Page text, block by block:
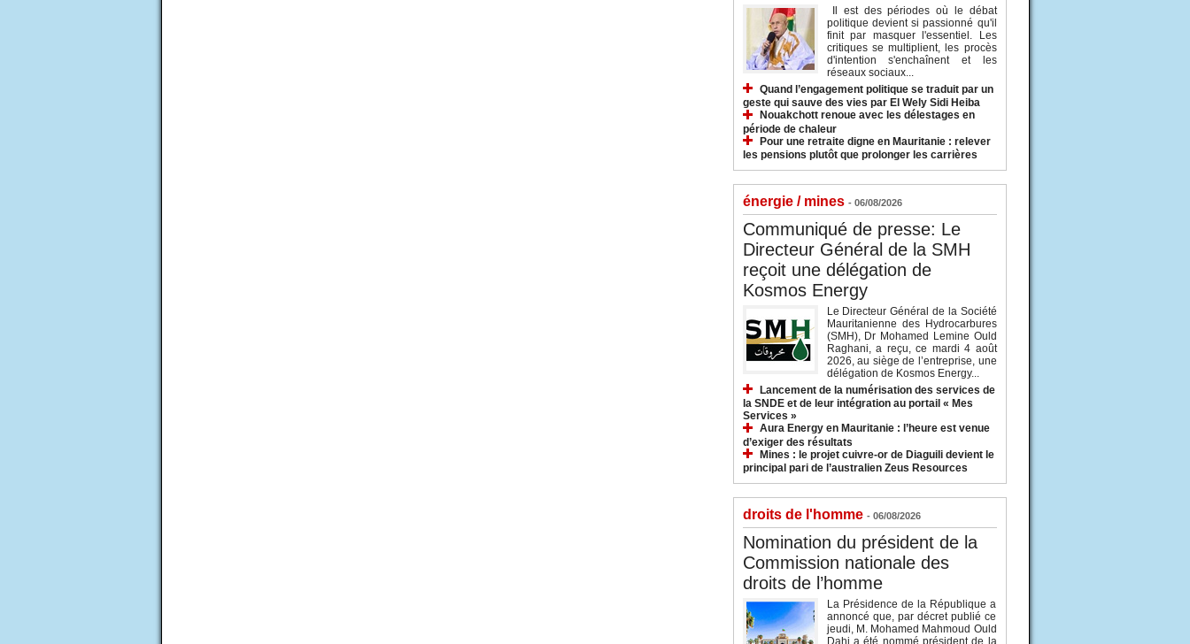
Il est des périodes où le débat
politique devient si passionné qu'il
finit par masquer l'essentiel. Les
critiques se multiplient, les procès
d'intention s'enchaînent et les
réseaux sociaux...
Quand l’engagement politique se traduit par un
geste qui sauve des vies par El Wely Sidi Heiba
Nouakchott renoue avec les délestages en
période de chaleur
Pour une retraite digne en Mauritanie : relever
les pensions plutôt que prolonger les carrières
énergie / mines - 06/08/2026
Communiqué de presse: Le
Directeur Général de la SMH
reçoit une délégation de
Kosmos Energy
Le Directeur Général de la Société
Mauritanienne des Hydrocarbures
(SMH), Dr Mohamed Lemine Ould
Raghani, a reçu, ce mardi 4 août
2026, au siège de l’entreprise, une
délégation de Kosmos Energy...
Lancement de la numérisation des services de
la SNDE et de leur intégration au portail « Mes
Services »
Aura Energy en Mauritanie : l’heure est venue
d’exiger des résultats
Mines : le projet cuivre-or de Diaguili devient le
principal pari de l’australien Zeus Resources
droits de l'homme - 06/08/2026
Nomination du président de la
Commission nationale des
droits de l’homme
La Présidence de la République a
annoncé que, par décret publié ce
jeudi, M. Mohamed Mahmoud Ould
Dahi a été nommé président de la